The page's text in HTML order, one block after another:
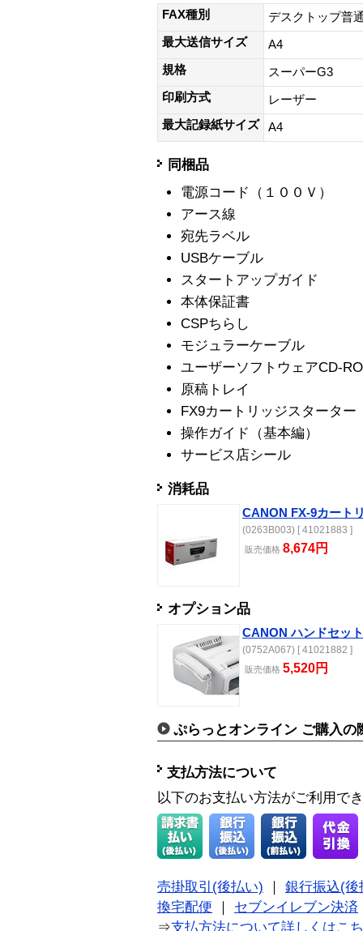
FAX種別
デスクトップ普
最大送信サイズ
A4
規格
スーパーG3
印刷方式
レーザー
最大記録紙サイズ
A4
同梱品
電源コード（１００Ｖ）
アース線
宛先ラベル
USBケーブル
スタートアップガイド
本体保証書
CSPちらし
モジュラーケーブル
ユーザーソフトウェアCD-
原稿トレイ
FX9カートリッジスターター
操作ガイド（基本編）
サービス店シール
消耗品
CANON FX-9カート
(0263B003) [ 41021883 ]
販売価格 8,674円
オプション品
CANON ハンドセッ
(0752A067) [ 41021882 ]
販売価格 5,520円
ぷらっとオンライン ご購入の
支払方法について
以下のお支払い方法がご利用で
売掛取引(後払い) ｜ 銀行振込(後
換宅配便 ｜ セブンイレブン決済
⇒支払方法について詳しくはこ